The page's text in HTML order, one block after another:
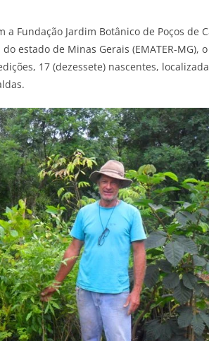
Fundação Jardim Botânico de Poços de
estado de Minas Gerais (EMATER-MG),
17 (dezessete) nascentes,